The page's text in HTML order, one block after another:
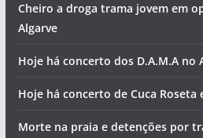
Cheiro a droga trama jovem em
Algarve
Hoje há concerto dos D.A.M.A no
Hoje há concerto de Cuca Roseta
Morte na praia e detenções por